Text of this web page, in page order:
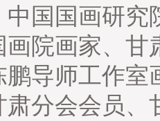
中国国画研
画院画家、甘
鹏导师工作
肃分会会员